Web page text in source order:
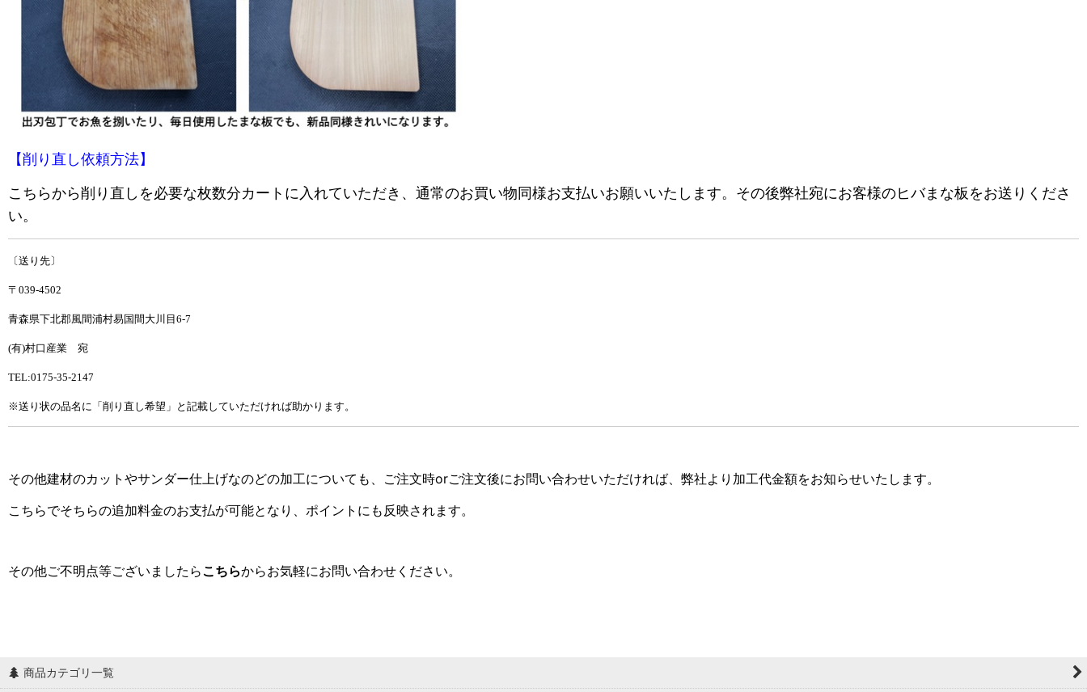
【削り直し依頼方法】
こちらから削り直しを必要な枚数分カートに入れていただき、通常のお買い物同様お支払いお願いいたします。その後弊社宛にお客様のヒバまな板をお送りくださ
い。
〔送り先〕
〒039-4502
青森県下北郡風間浦村易国間大川目6-7
(有)村口産業 宛
TEL:0175-35-2147
※送り状の品名に「削り直し希望」と記載していただければ助かります。
その他建材のカットやサンダー仕上げなのどの加工についても、ご注文時orご注文後にお問い合わせいただければ、弊社より加工代金額をお知らせいたします。
こちらでそちらの追加料金のお支払が可能となり、ポイントにも反映されます。
その他ご不明点等ございましたらこちらからお気軽にお問い合わせください。
商品カテゴリ一覧